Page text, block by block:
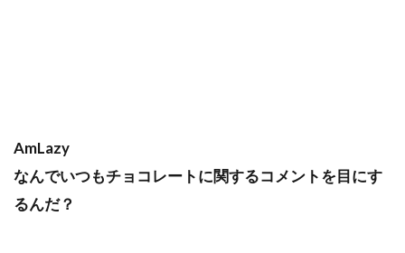
AmLazy
なんでいつもチョコレートに関するコメントを目にす
るんだ？